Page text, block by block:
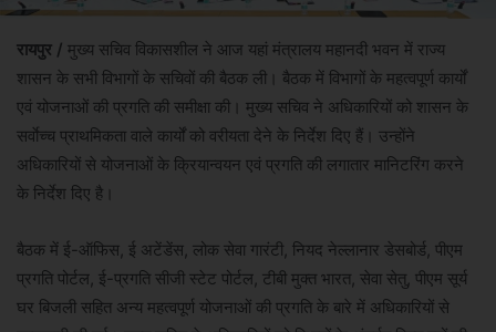
रायपुर / मुख्य सचिव विकासशील ने आज यहां मंत्रालय महानदी भवन में राज्य
शासन के सभी विभागों के सचिवों की बैठक ली। बैठक में विभागों के महत्वपूर्ण कार्यों
एवं योजनाओं की प्रगति की समीक्षा की। मुख्य सचिव ने अधिकारियों को शासन के
सर्वाेच्च प्राथमिकता वाले कार्यों को वरीयता देने के निर्देश दिए हैं। उन्होंने
अधिकारियों से योजनाओं के क्रियान्वयन एवं प्रगति की लगातार मानिटरिंग करने
के निर्देश दिए है।
बैठक में ई-ऑफिस, ई अटेंडेंस, लोक सेवा गारंटी, नियद नेल्लानार डेसबोर्ड, पीएम
प्रगति पोर्टल, ई-प्रगति सीजी स्टेट पोर्टल, टीबी मुक्त भारत, सेवा सेतु, पीएम सूर्य
घर बिजली सहित अन्य महत्वपूर्ण योजनाओं की प्रगति के बारे में अधिकारियों से